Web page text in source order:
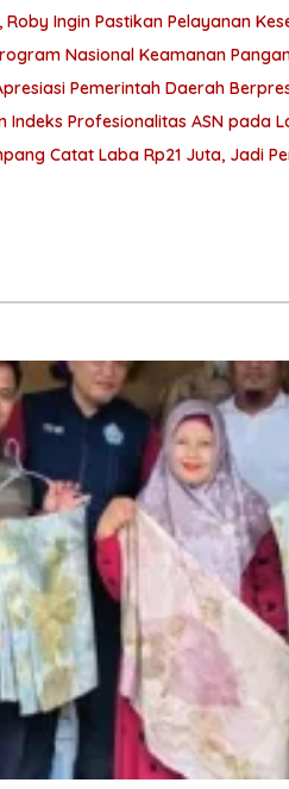
Roby Ingin Pastikan Pelayanan
Nasional Keamanan
Pemerintah Daerah
Profesionalitas ASN pada
Catat Laba Rp21 Juta, Jadi